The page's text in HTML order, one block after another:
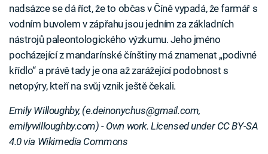
nadsázce se dá říct, že to občas v Číně vypadá, že farmář s
vodním buvolem v zápřahu jsou jedním za základních
nástrojů paleontologického výzkumu. Jeho jméno
pocházející z mandarínské čínštiny má znamenat „podivné
křídlo“ a právě tady je ona až zarážející podobnost s
netopýry, kteří na svůj vznik ještě čekali.
Emily Willoughby, (e.deinonychus@gmail.com,
emilywilloughby.com) - Own work. Licensed under CC BY-SA
4.0 via Wikimedia Commons